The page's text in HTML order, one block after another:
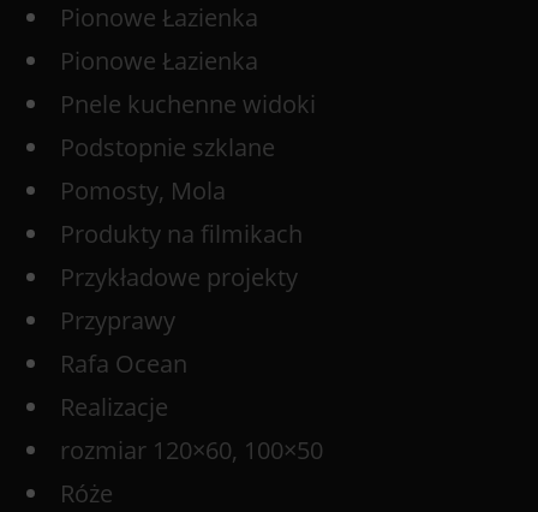
Pionowe Łazienka
Pionowe Łazienka
Pnele kuchenne widoki
Podstopnie szklane
Pomosty, Mola
Produkty na filmikach
Przykładowe projekty
Przyprawy
Rafa Ocean
Realizacje
rozmiar 120×60, 100×50
Róże